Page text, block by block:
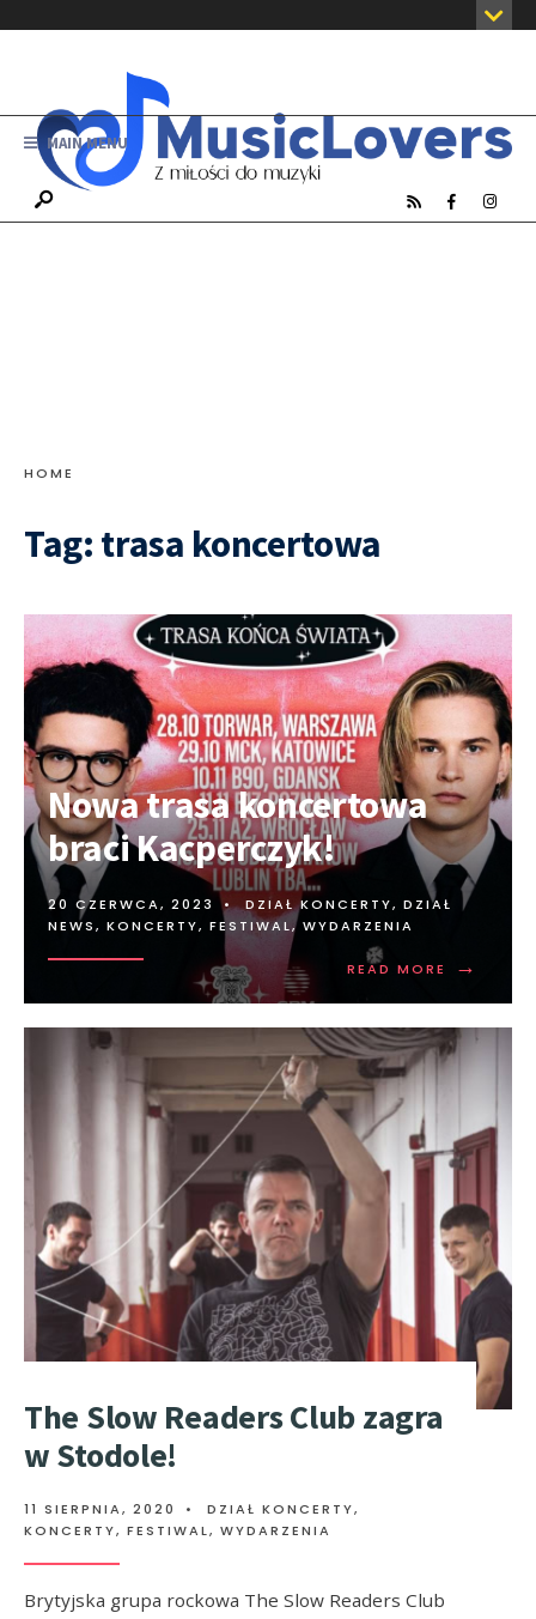
MAIN MENU
HOME
Tag: trasa koncertowa
Nowa trasa koncertowa
braci Kacperczyk!
20 CZERWCA, 2023 • DZIAŁ KONCERTY, DZIAŁ
NEWS, KONCERTY, FESTIWAL, WYDARZENIA
READ MORE →
The Slow Readers Club zagra
w Stodole!
11 SIERPNIA, 2020 • DZIAŁ KONCERTY,
KONCERTY, FESTIWAL, WYDARZENIA
Brytyjska grupa rockowa The Slow Readers Club